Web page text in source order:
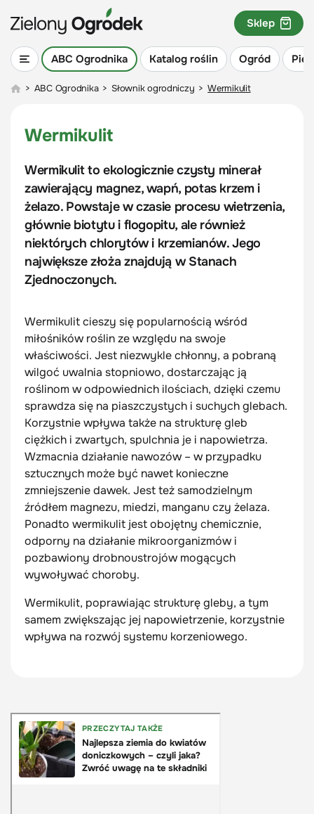
ABC Ogrodnika Katalog roślin Ogród
Sklep
> ABC Ogrodnika > Słownik ogrodniczy > Wermikulit
Wermikulit
Wermikulit to ekologicznie czysty minerał
zawierający magnez, wapń, potas krzem i
żelazo. Powstaje w czasie procesu wietrzenia,
głównie biotytu i flogopitu, ale również
niektórych chlorytów i krzemianów. Jego
największe złoża znajdują w Stanach
Zjednoczonych.
Wermikulit cieszy się popularnością wśród
miłośników roślin ze względu na swoje
właściwości. Jest niezwykle chłonny, a pobraną
wilgoć uwalnia stopniowo, dostarczając ją
roślinom w odpowiednich ilościach, dzięki czemu
sprawdza się na piaszczystych i suchych glebach.
Korzystnie wpływa także na strukturę gleb
ciężkich i zwartych, spulchnia je i napowietrza.
Wzmacnia działanie nawozów – w przypadku
sztucznych może być nawet konieczne
zmniejszenie dawek. Jest też samodzielnym
źródłem magnezu, miedzi, manganu czy żelaza.
Ponadto wermikulit jest obojętny chemicznie,
odporny na działanie mikroorganizmów i
pozbawiony drobnoustrojów mogących
wywoływać choroby.
Wermikulit, poprawiając strukturę gleby, a tym
samem zwiększając jej napowietrzenie, korzystnie
wpływa na rozwój systemu korzeniowego.